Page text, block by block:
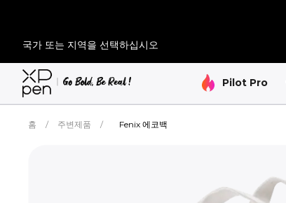
국가 또는 지역을 선택하십시오
Pilot Pro
홈 / 주변제품 / Fenix 에코백